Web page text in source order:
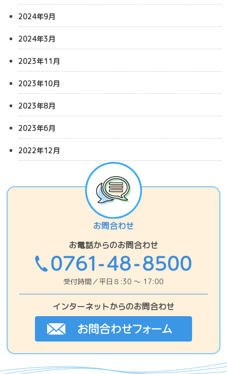
2024年9月
2024年3月
2023年11月
2023年10月
2023年8月
2023年6月
2022年12月
お問合わせ
お電話からのお問合わせ
受付時間／平日８:30 〜 17:00
インターネットからのお問合わせ